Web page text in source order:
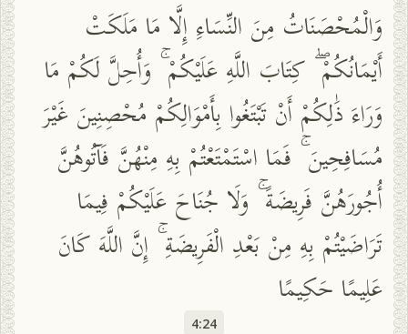
وَالْمُحْصَنَاتُ مِنَ النِّسَاءِ إِلَّا مَا مَلَكَتْ
أَيْمَانُكُمْ ۖ كِتَابَ اللَّهِ عَلَيْكُمْ ۚ وَأُحِلَّ لَكُمْ مَا
وَرَاءَ ذَٰلِكُمْ أَنْ تَبْتَغُوا بِأَمْوَالِكُمْ مُحْصِنِينَ غَيْرَ
مُسَافِحِينَ ۚ فَمَا اسْتَمْتَعْتُمْ بِهِ مِنْهُنَّ فَآتُوهُنَّ
أُجُورَهُنَّ فَرِيضَةً ۚ وَلَا جُنَاحَ عَلَيْكُمْ فِيمَا
تَرَاضَيْتُمْ بِهِ مِنْ بَعْدِ الْفَرِيضَةِ ۚ إِنَّ اللَّهَ كَانَ
عَلِيمًا حَكِيمًا
4:24